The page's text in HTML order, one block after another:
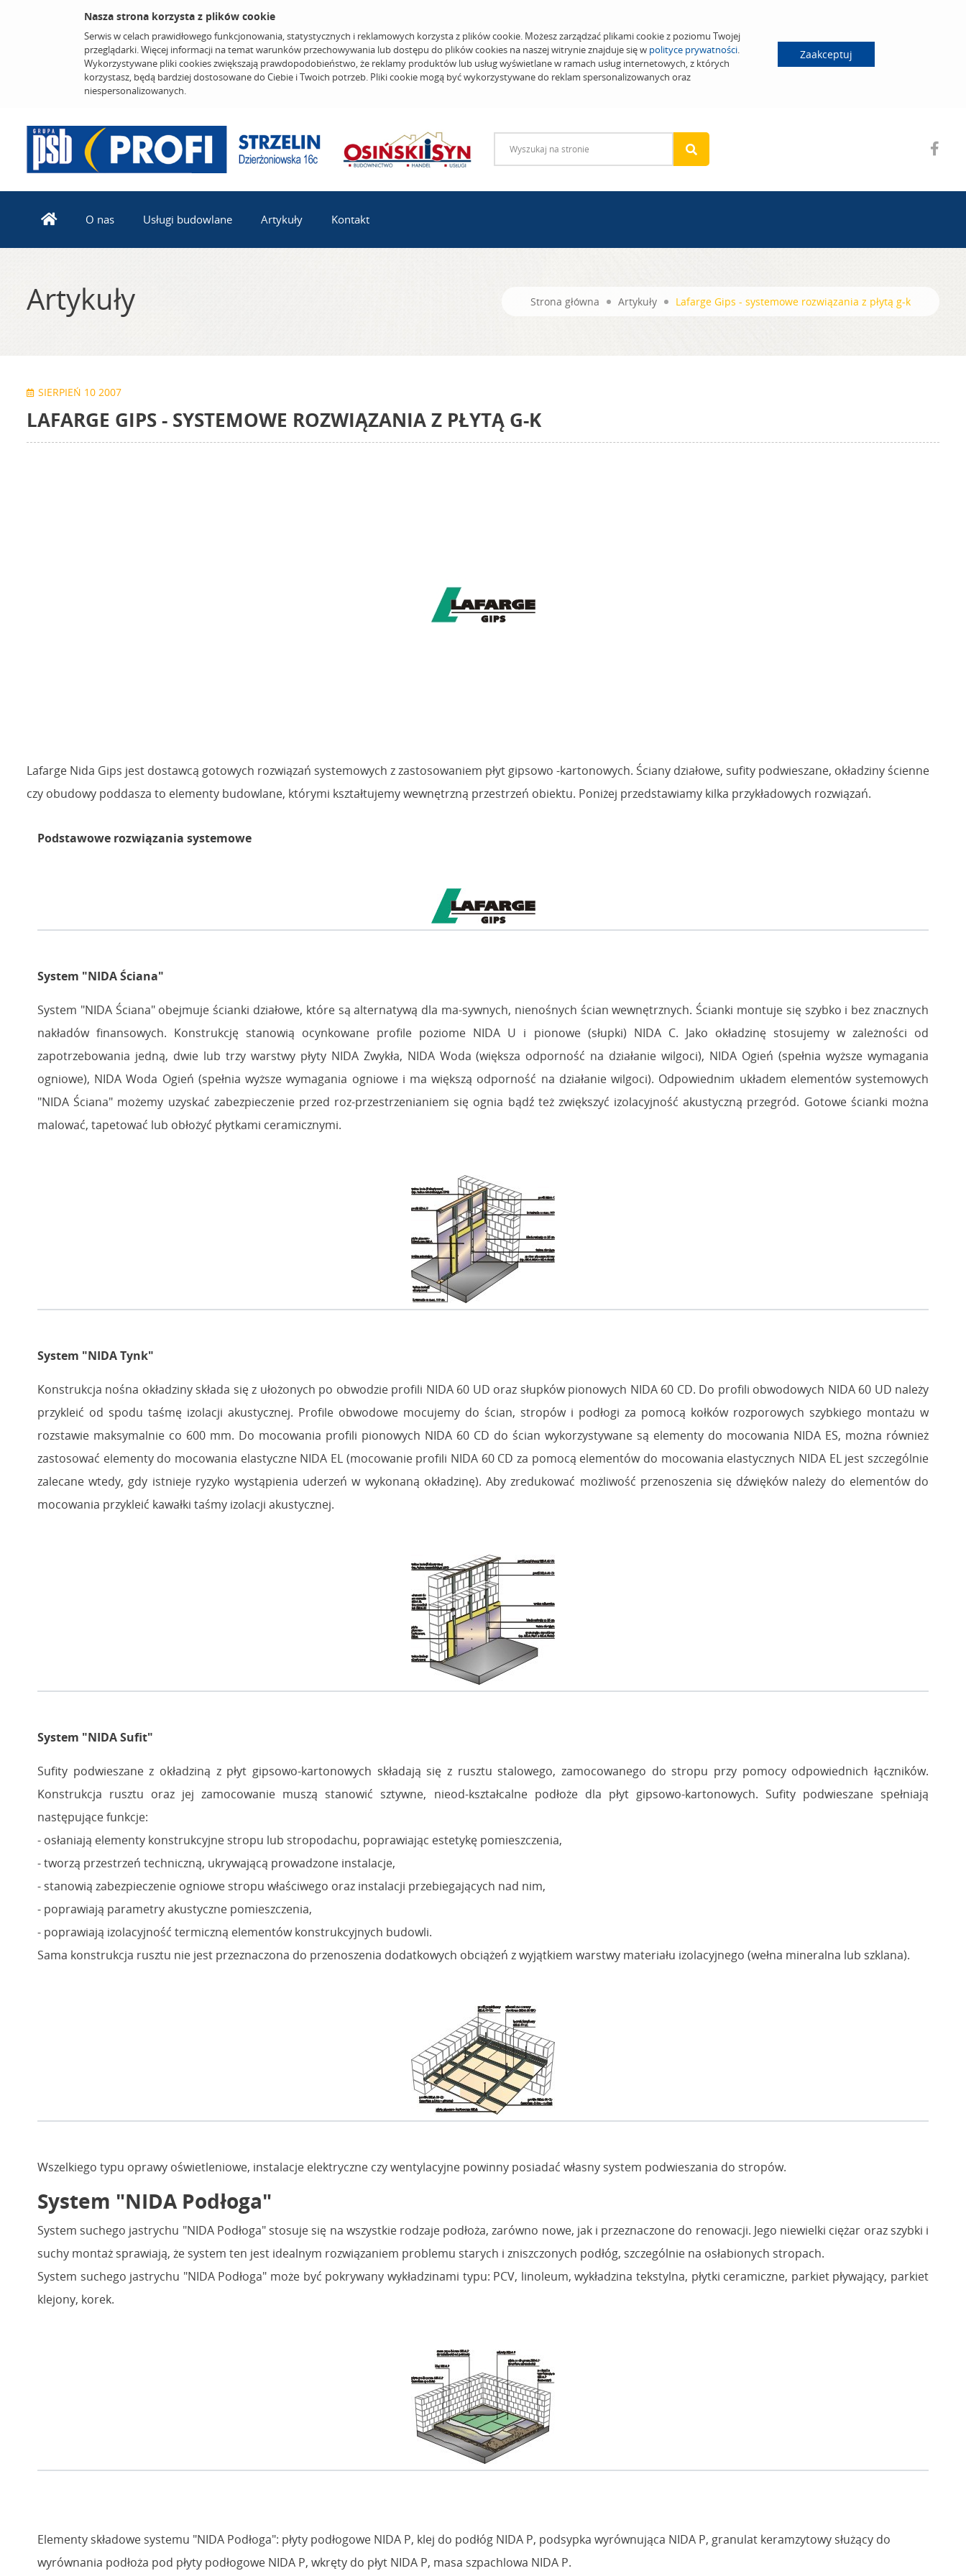
Nasza strona korzysta z plików cookie
Serwis w celach prawidłowego funkcjonowania, statystycznych i reklamowych korzysta z plików cookie. Możesz zarządzać plikami cookie z poziomu Twojej
przeglądarki. Więcej informacji na temat warunków przechowywania lub dostępu do plików cookies na naszej witrynie znajduje się w polityce prywatności.
Wykorzystywane pliki cookies zwiększają prawdopodobieństwo, że reklamy produktów lub usług wyświetlane w ramach usług internetowych, z których
korzystasz, będą bardziej dostosowane do Ciebie i Twoich potrzeb. Pliki cookie mogą być wykorzystywane do reklam spersonalizowanych oraz
niespersonalizowanych.
Zaakceptuj
O nas Usługi budowlane Artykuły Kontakt
Artykuły Strona główna Artykuły Lafarge Gips - systemowe rozwiązania z płytą g-k
SIERPIEŃ 10 2007
LAFARGE GIPS - SYSTEMOWE ROZWIĄZANIA Z PŁYTĄ G-K
Lafarge Nida Gips jest dostawcą gotowych rozwiązań systemowych z zastosowaniem płyt gipsowo -kartonowych. Ściany działowe, sufity podwieszane, okładziny ścienne
czy obudowy poddasza to elementy budowlane, którymi kształtujemy wewnętrzną przestrzeń obiektu. Poniżej przedstawiamy kilka przykładowych rozwiązań.
Podstawowe rozwiązania systemowe
System "NIDA Ściana"
System "NIDA Ściana" obejmuje ścianki działowe, które są alternatywą dla ma-sywnych, nienośnych ścian wewnętrznych. Ścianki montuje się szybko i bez znacznych
nakładów finansowych. Konstrukcję stanowią ocynkowane profile poziome NIDA U i pionowe (słupki) NIDA C. Jako okładzinę stosujemy w zależności od
zapotrzebowania jedną, dwie lub trzy warstwy płyty NIDA Zwykła, NIDA Woda (większa odporność na działanie wilgoci), NIDA Ogień (spełnia wyższe wymagania
ogniowe), NIDA Woda Ogień (spełnia wyższe wymagania ogniowe i ma większą odporność na działanie wilgoci). Odpowiednim układem elementów systemowych
"NIDA Ściana" możemy uzyskać zabezpieczenie przed roz-przestrzenianiem się ognia bądź też zwiększyć izolacyjność akustyczną przegród. Gotowe ścianki można
malować, tapetować lub obłożyć płytkami ceramicznymi.
System "NIDA Tynk"
Konstrukcja nośna okładziny składa się z ułożonych po obwodzie profili NIDA 60 UD oraz słupków pionowych NIDA 60 CD. Do profili obwodowych NIDA 60 UD należy
przykleić od spodu taśmę izolacji akustycznej. Profile obwodowe mocujemy do ścian, stropów i podłogi za pomocą kołków rozporowych szybkiego montażu w
rozstawie maksymalnie co 600 mm. Do mocowania profili pionowych NIDA 60 CD do ścian wykorzystywane są elementy do mocowania NIDA ES, można również
zastosować elementy do mocowania elastyczne NIDA EL (mocowanie profili NIDA 60 CD za pomocą elementów do mocowania elastycznych NIDA EL jest szczególnie
zalecane wtedy, gdy istnieje ryzyko wystąpienia uderzeń w wykonaną okładzinę). Aby zredukować możliwość przenoszenia się dźwięków należy do elementów do
mocowania przykleić kawałki taśmy izolacji akustycznej.
System "NIDA Sufit"
Sufity podwieszane z okładziną z płyt gipsowo-kartonowych składają się z rusztu stalowego, zamocowanego do stropu przy pomocy odpowiednich łączników.
Konstrukcja rusztu oraz jej zamocowanie muszą stanowić sztywne, nieod-kształcalne podłoże dla płyt gipsowo-kartonowych. Sufity podwieszane spełniają
następujące funkcje:
- osłaniają elementy konstrukcyjne stropu lub stropodachu, poprawiając estetykę pomieszczenia,
- tworzą przestrzeń techniczną, ukrywającą prowadzone instalacje,
- stanowią zabezpieczenie ogniowe stropu właściwego oraz instalacji przebiegających nad nim,
- poprawiają parametry akustyczne pomieszczenia,
- poprawiają izolacyjność termiczną elementów konstrukcyjnych budowli.
Sama konstrukcja rusztu nie jest przeznaczona do przenoszenia dodatkowych obciążeń z wyjątkiem warstwy materiału izolacyjnego (wełna mineralna lub szklana).
Wszelkiego typu oprawy oświetleniowe, instalacje elektryczne czy wentylacyjne powinny posiadać własny system podwieszania do stropów.
System "NIDA Podłoga"
System suchego jastrychu "NIDA Podłoga" stosuje się na wszystkie rodzaje podłoża, zarówno nowe, jak i przeznaczone do renowacji. Jego niewielki ciężar oraz szybki i
suchy montaż sprawiają, że system ten jest idealnym rozwiązaniem problemu starych i zniszczonych podłóg, szczególnie na osłabionych stropach.
System suchego jastrychu "NIDA Podłoga" może być pokrywany wykładzinami typu: PCV, linoleum, wykładzina tekstylna, płytki ceramiczne, parkiet pływający, parkiet
klejony, korek.
Elementy składowe systemu "NIDA Podłoga": płyty podłogowe NIDA P, klej do podłóg NIDA P, podsypka wyrównująca NIDA P, granulat keramzytowy służący do
wyrównania podłoża pod płyty podłogowe NIDA P, wkręty do płyt NIDA P, masa szpachlowa NIDA P.